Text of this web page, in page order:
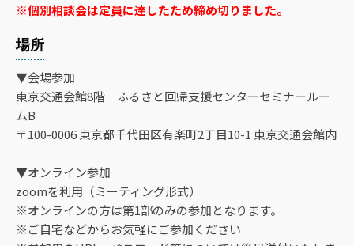
※個別相談会は定員に達したため締め切りました。
場所
▼会場参加
東京交通会館8階 ふるさと回帰支援センターセミナールー
ムB
〒100-0006 東京都千代田区有楽町2丁目10-1 東京交通会館内
▼オンライン参加
zoomを利用（ミーティング形式）
※オンラインの方は第1部のみの参加となります。
※ご自宅などからお気軽にご参加ください